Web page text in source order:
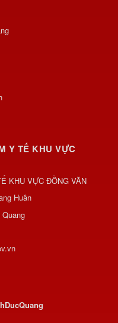
Y TẾ KHU VỰC
KHU VỰC ĐỒNG VĂN
Huân
g